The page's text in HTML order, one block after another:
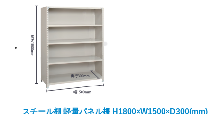
スチール棚 軽量パネル棚 H1800×W1500×D300(mm)